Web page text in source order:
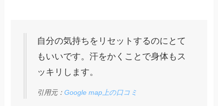
自分の気持ちをリセットするのにとて
もいいです。汗をかくことで身体もス
ッキリします。
引用元：Google map上の口コミ